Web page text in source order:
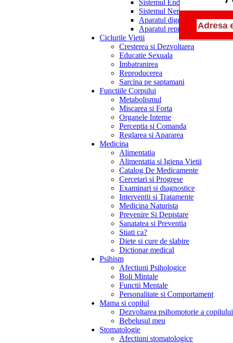
Sistemul Endocrin
Sistemul Nervos
Aparatul digestiv
Aparatul reproducator
Ciclurile Vietii
Cresterea si Dezvoltarea
Educatie Sexuala
Imbatranirea
Reproducerea
Sarcina pe saptamani
Functiile Corpului
Metabolismul
Miscarea si Forta
Organele Interne
Perceptia si Comanda
Reglarea si Apararea
Medicina
Alimentatia
Alimentatia si Igiena Vietii
Catalog De Medicamente
Cercetari si Progrese
Examinari si diagnostice
Interventii si Tratamente
Medicina Naturista
Prevenire Si Depistare
Sanatatea si Preventia
Stiati ca?
Diete si cure de slabire
Dictionar medical
Psihism
Afectiuni Psihologice
Boli Mintale
Functii Mentale
Personalitate si Comportament
Mama si copilul
Dezvoltarea psihomotorie a copilului
Bebelusul meu
Stomatologie
Afectiuni stomatologice